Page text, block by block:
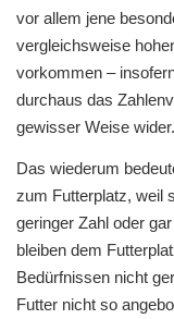
vor allem jene
vergleichsweise
vorkommen –
durchaus das
gewisser Weise wider.
Das wiederum
zum Futterplatz, weil
geringer Zahl oder
bleiben dem
Bedürfnissen nicht
Futter nicht so